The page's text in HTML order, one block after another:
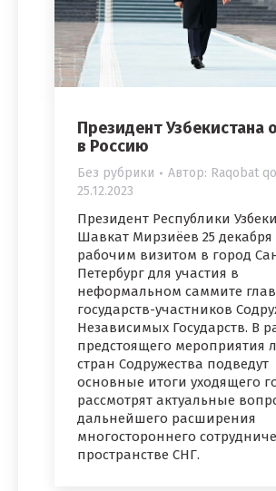
Президент Узбекистана
в Россию
Без рубрики Автор: Raqobat
25.12.2023
Президент Республики
Шавкат Мирзиёев 25 декабря
рабочим визитом в город
Петербург для участия в
неформальном саммите глав
государств-участников
Независимых Государств. В
предстоящего мероприятия
стран Содружества подведут
основные итоги уходящего
рассмотрят актуальные
дальнейшего расширения
многостороннего
пространстве СНГ.